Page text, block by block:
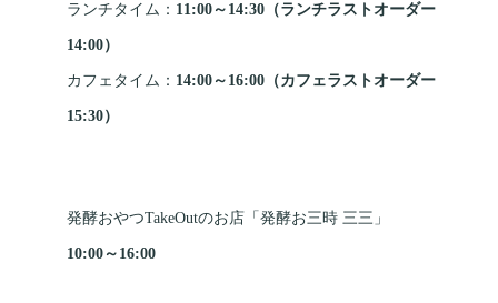
ランチタイム： 11:00～14:30（ランチラストオーダー
14:00）
カフェタイム： 14:00～16:00（カフェラストオーダー
15:30）
発酵おやつTakeOutのお店「発酵お三時 三三」
10:00～16:00